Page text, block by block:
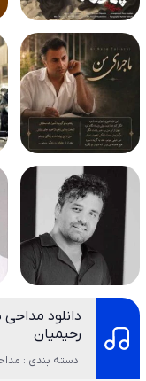
دانلود مداحی
رحیمیان
دسته بندی :